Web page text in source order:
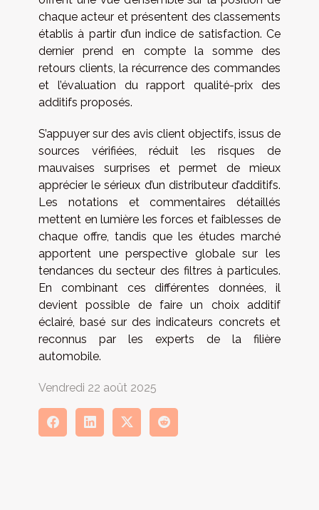
chaque acteur et présentent des classements
établis à partir d’un indice de satisfaction. Ce
dernier prend en compte la somme des
retours clients, la récurrence des commandes
et l’évaluation du rapport qualité-prix des
additifs proposés.
S’appuyer sur des avis client objectifs, issus de
sources vérifiées, réduit les risques de
mauvaises surprises et permet de mieux
apprécier le sérieux d’un distributeur d’additifs.
Les notations et commentaires détaillés
mettent en lumière les forces et faiblesses de
chaque offre, tandis que les études marché
apportent une perspective globale sur les
tendances du secteur des filtres à particules.
En combinant ces différentes données, il
devient possible de faire un choix additif
éclairé, basé sur des indicateurs concrets et
reconnus par les experts de la filière
automobile.
Vendredi 22 août 2025